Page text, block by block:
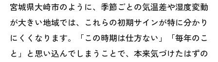
宮城県大崎市のように、季節ごとの気温差や湿度変動
が大きい地域では、これらの初期サインが特に分かり
にくくなります。「この時期は仕方ない」「毎年のこ
と」と思い込んでしまうことで、本来気づけたはずの